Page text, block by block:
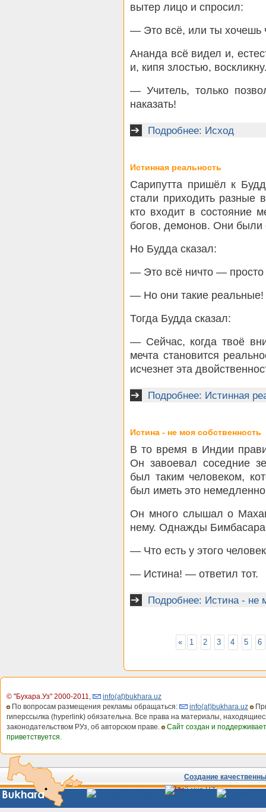
вытер лицо и спросил:
— Это всё, или ты хочешь
Ананда всё видел и,
и, кипя злостью,
— Учитель, только
наказать!
Подробнее: Исход
Истинная реальность
Сарипутта пришёл к
стали приходить разные
кто входит в состояние
богов, демонов. Они были
Но Будда сказал:
— Это всё ничто — просто
— Но они такие
Тогда Будда сказал:
— Сейчас, когда твоё
мечта становится
исчезнет эта
Подробнее: Истинная
Истина - не моя собственность
В то время в Индии
Он завоевал соседние
был таким человеком,
был иметь это
Он много слышал о
нему. Однажды Бимбасара
— Что есть у этого
— Истина! — ответил тот.
Подробнее: Истина - не
« 1 2 3 4 5 6
© "Бухара.Уз" 2000-2011,
info(at)bukhara.uz
По вопросам размещения рекламы обращаться:
info(at)bukhara.uz
гиперссылка (hyperlink) обязательна. Все права на материалы,
законодательством РУз, об авторском праве.
Сайт создан и
приветствуется.
Создание
Сайты
Узбекистана